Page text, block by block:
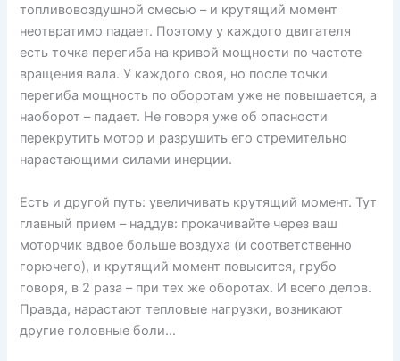
топливовоздушной смесью – и крутящий момент
неотвратимо падает. Поэтому у каждого двигателя
есть точка перегиба на кривой мощности по частоте
вращения вала. У каждого своя, но после точки
перегиба мощность по оборотам уже не повышается, а
наоборот – падает. Не говоря уже об опасности
перекрутить мотор и разрушить его стремительно
нарастающими силами инерции.
Есть и другой путь: увеличивать крутящий момент. Тут
главный прием – наддув: прокачивайте через ваш
моторчик вдвое больше воздуха (и соответственно
горючего), и крутящий момент повысится, грубо
говоря, в 2 раза – при тех же оборотах. И всего делов.
Правда, нарастают тепловые нагрузки, возникают
другие головные боли…